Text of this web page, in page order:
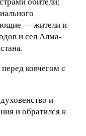
— жители и
и сел Алма-
ковчегом с
и
и обратился к